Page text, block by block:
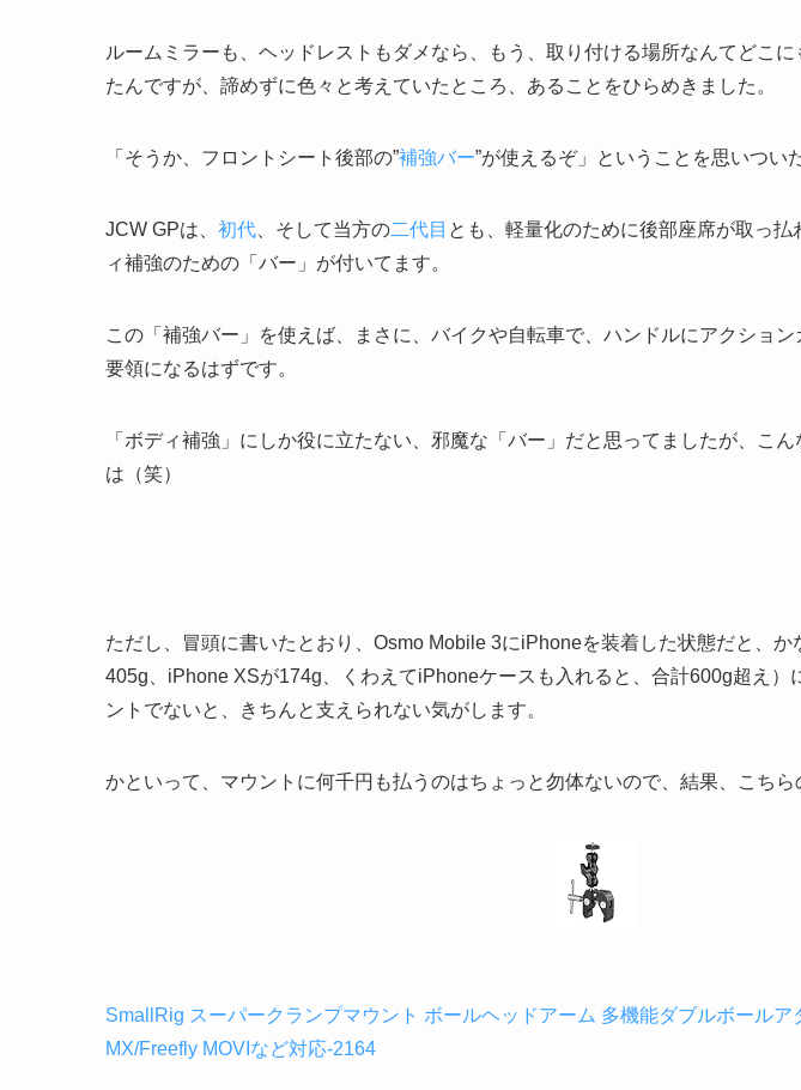
ルームミラーも、ヘッドレストもダメなら、もう、取り付ける場所なんてどこ
たんですが、諦めずに色々と考えていたところ、あることをひらめきました。
「そうか、フロントシート後部の”補強バー”が使えるぞ」ということを思いつい
JCW GPは、 初代 、そして当方の二代目 とも、軽量化のために後部座席が取っ
ィ補強のための「バー」が付いてます。
この「補強バー」を使えば、まさに、バイクや自転車で、ハンドルにアクショ
要領になるはずです。
「ボディ補強」にしか役に立たない、邪魔な「バー」だと思ってましたが、こ
は（笑）
ただし、冒頭に書いたとおり、Osmo Mobile 3にiPhoneを装着した状態だと、
405g、iPhone XSが174g、くわえてiPhoneケースも入れると、合計600g超え）
ントでないと、きちんと支えられない気がします。
かといって、マウントに何千円も払うのはちょっと勿体ないので、結果、こちら
SmallRig スーパークランプマウント ボールヘッドアーム 多機能ダブルボールア
MX/Freefly MOVIなど対応-2164